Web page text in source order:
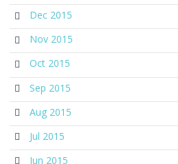
Dec 2015
Nov 2015
Oct 2015
Sep 2015
Aug 2015
Jul 2015
Jun 2015